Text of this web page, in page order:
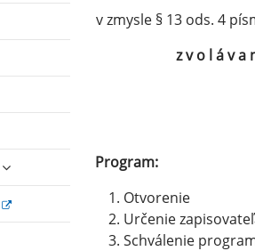
v zmysle § 13 ods. 4
z v o l á v a
Program:
Otvorenie
Určenie
Schválenie